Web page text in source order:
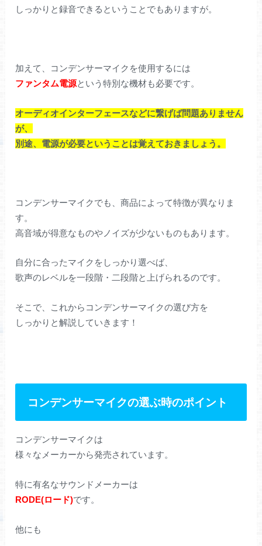
しっかりと録音できるということでもありますが。
加えて、コンデンサーマイクを使用するには
ファンタム電源という特別な機材も必要です。
オーディオインターフェースなどに繋げば問題ありません
が、
別途、電源が必要ということは覚えておきましょう。
コンデンサーマイクでも、商品によって特徴が異なりま
す。
高音域が得意なものやノイズが少ないものもあります。
自分に合ったマイクをしっかり選べば、
歌声のレベルを一段階・二段階と上げられるのです。
そこで、これからコンデンサーマイクの選び方を
しっかりと解説していきます！
コンデンサーマイクの選ぶ時のポイント
コンデンサーマイクは
様々なメーカーから発売されています。
特に有名なサウンドメーカーは
RODE(ロード)です。
他にも